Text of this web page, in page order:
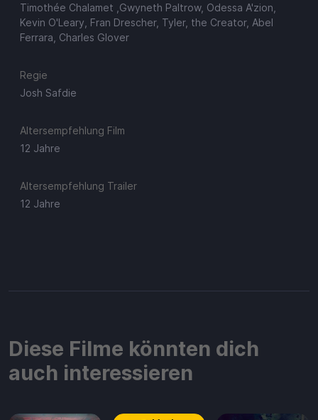
Timothée Chalamet ,Gwyneth Paltrow, Odessa A'zion,
Kevin O'Leary, Fran Drescher, Tyler, the Creator, Abel
Ferrara, Charles Glover
Regie
Josh Safdie
Altersempfehlung Film
12 Jahre
Altersempfehlung Trailer
12 Jahre
Diese Filme könnten dich
auch interessieren